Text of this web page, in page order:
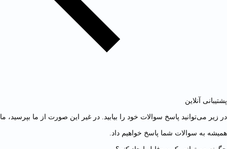
پشتیبانی آنلاین
در زیر می‌توانید پاسخ سوالات خود را بیابید. در غیر این صورت از ما بپرسید، ما
همیشه به سوالات شما پاسخ خواهیم داد.